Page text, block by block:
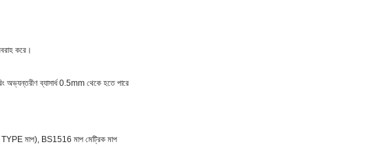
করে।
অভ্যন্তরীণ ব্যাসার্ধ 0.5mm থেকে হতে পারে
মাপ), BS1516 মাপ মেট্রিক মাপ